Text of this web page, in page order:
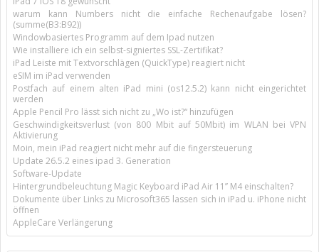
warum kann Numbers nicht die einfache Rechenaufgabe lösen?
(summe(B3:B92))
Windowbasiertes Programm auf dem Ipad nutzen
Wie installiere ich ein selbst-signiertes SSL-Zertifikat?
iPad Leiste mit Textvorschlägen (QuickType) reagiert nicht
eSIM im iPad verwenden
Postfach auf einem alten iPad mini (os12.5.2) kann nicht eingerichtet
werden
Apple Pencil Pro lässt sich nicht zu „Wo ist?“ hinzufügen
Geschwindigkeitsverlust (von 800 Mbit auf 50Mbit) im WLAN bei VPN
Aktivierung
Moin, mein iPad reagiert nicht mehr auf die fingersteuerung
Update 26.5.2 eines ipad 3. Generation
Software-Update
Hintergrundbeleuchtung Magic Keyboard iPad Air 11’’ M4 einschalten?
Dokumente über Links zu Microsoft365 lassen sich in iPad u. iPhone nicht
öffnen
AppleCare Verlängerung